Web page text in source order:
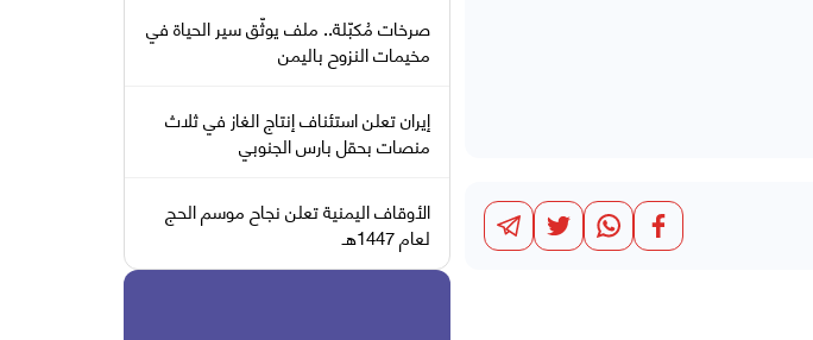
صرخات مُكبّلة.. ملف يوثّق سير الحياة في
مخيمات النزوح باليمن
إيران تعلن استئناف إنتاج الغاز في ثلاث
منصات بحقل بارس الجنوبي
الأوقاف اليمنية تعلن نجاح موسم الحج
لعام 1447هـ